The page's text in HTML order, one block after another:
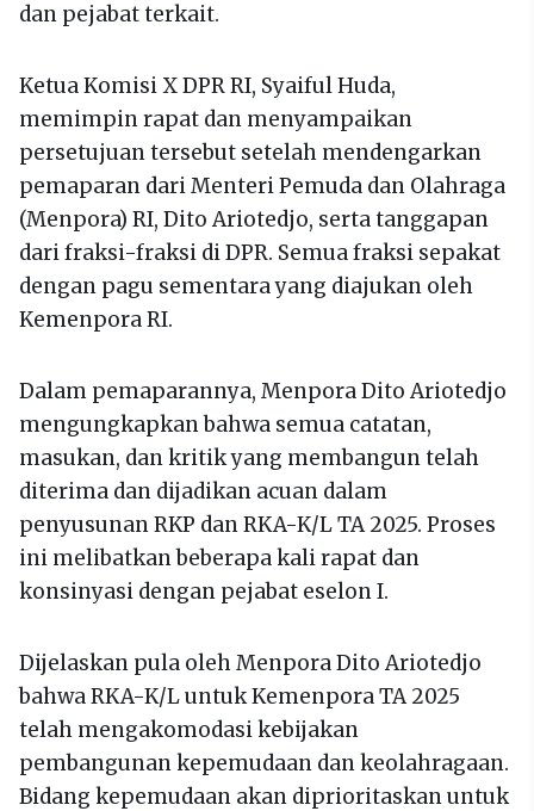
dan pejabat terkait.
Ketua Komisi X DPR RI, Syaiful Huda,
memimpin rapat dan menyampaikan
persetujuan tersebut setelah mendengarkan
pemaparan dari Menteri Pemuda dan Olahraga
(Menpora) RI, Dito Ariotedjo, serta tanggapan
dari fraksi-fraksi di DPR. Semua fraksi sepakat
dengan pagu sementara yang diajukan oleh
Kemenpora RI.
Dalam pemaparannya, Menpora Dito Ariotedjo
mengungkapkan bahwa semua catatan,
masukan, dan kritik yang membangun telah
diterima dan dijadikan acuan dalam
penyusunan RKP dan RKA-K/L TA 2025. Proses
ini melibatkan beberapa kali rapat dan
konsinyasi dengan pejabat eselon I.
Dijelaskan pula oleh Menpora Dito Ariotedjo
bahwa RKA-K/L untuk Kemenpora TA 2025
telah mengakomodasi kebijakan
pembangunan kepemudaan dan keolahragaan.
Bidang kepemudaan akan diprioritaskan untuk